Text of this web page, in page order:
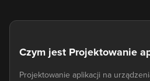
Czym jest Projektowanie
Projektowanie aplikacji na